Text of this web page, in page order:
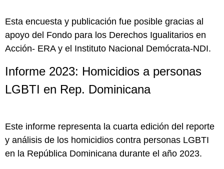
Esta encuesta y publicación fue posible gracias al
apoyo del Fondo para los Derechos Igualitarios en
Acción- ERA y el Instituto Nacional Demócrata-NDI.
Informe 2023: Homicidios a personas
LGBTI en Rep. Dominicana
Este informe representa la cuarta edición del reporte
y análisis de los homicidios contra personas LGBTI
en la República Dominicana durante el año 2023.